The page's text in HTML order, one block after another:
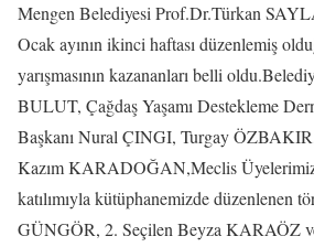
Mengen Belediyesi Prof.Dr.Türkan
Ocak ayının ikinci haftası düzenlemiş
yarışmasının kazananları belli
BULUT, Çağdaş Yaşamı Destekleme
Başkanı Nural ÇINGI, Turgay
Kazım KARADOĞAN,Meclis Üyelerimiz
katılımıyla kütüphanemizde düzenlenen
GÜNGÖR, 2. Seçilen Beyza KARAÖZ